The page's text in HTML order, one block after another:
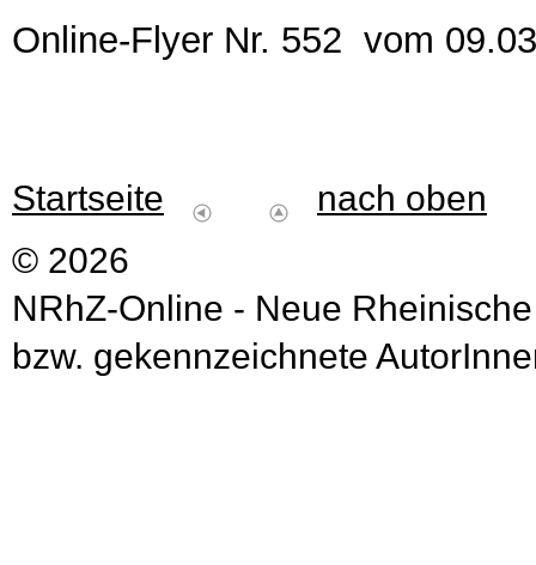
Online-Flyer Nr. 552 vom
Startseite
nach oben
© 2026
NRhZ-Online - Neue
bzw. gekennzeichnete